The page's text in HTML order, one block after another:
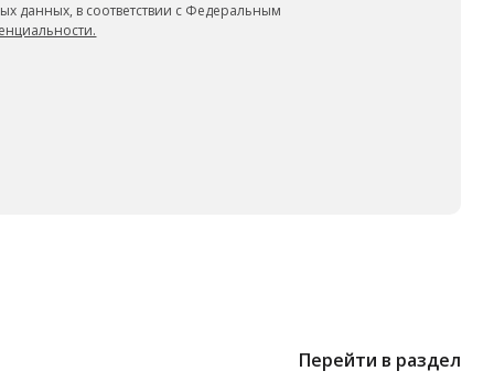
данных, в соответствии с Федеральным
Перейти в раздел